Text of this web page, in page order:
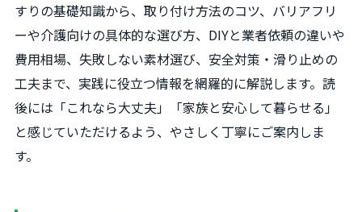
すりの基礎知識から、取り付け方法のコツ、バリアフリ
ーや介護向けの具体的な選び方、DIYと業者依頼の違いや
費用相場、失敗しない素材選び、安全対策・滑り止めの
工夫まで、実践に役立つ情報を網羅的に解説します。読
後には「これなら大丈夫」「家族と安心して暮らせる」
と感じていただけるよう、やさしく丁寧にご案内しま
す。